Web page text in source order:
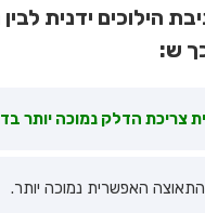
הילוכים ידנית
ש:
צריכת הדלק נמוכה יותר
האפשרית נמוכה יותר.